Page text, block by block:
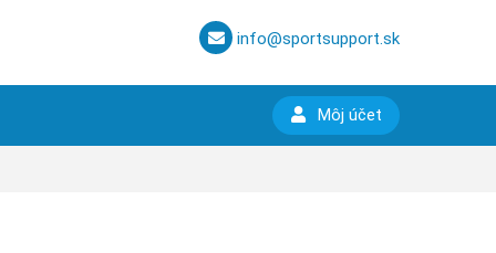
info@sportsupport.sk
Môj účet